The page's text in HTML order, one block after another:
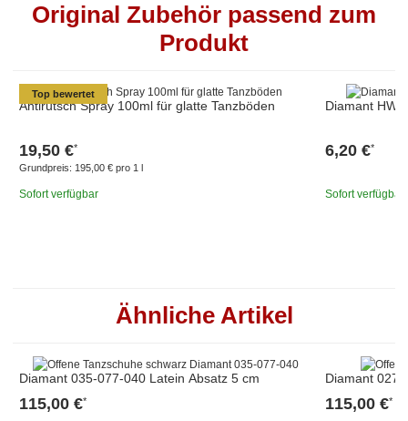
Original Zubehör passend zum
Produkt
Top bewertet
Antirutsch Spray 100ml für glatte Tanzböden
19,50 €*
Grundpreis: 195,00 € pro 1 l
Sofort verfügbar
Diamant
6,20 €*
Sofort verfügbar
Ähnliche Artikel
Diamant 035-077-040 Latein Absatz 5 cm
115,00 €*
Diamant 027-
115,00 €*